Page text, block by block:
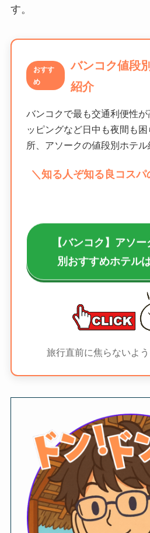
す。
おすす
め
バンコク値段
紹介
バンコクで最も交通利便性
ッピングなど日中も夜間も
所、アソークの値段別ホテル
＼知る人ぞ知る良コス
【バンコク】アソ
別おすすめホテル
旅行直前に焦らないよ